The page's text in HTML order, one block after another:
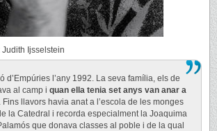
Judith Ijsselstein
d’Empúries l’any 1992. La seva família, els de
al camp i quan ella tenia set anys van anar a
. Fins llavors havia anat a l’escola de les monges
la Catedral i recorda especialment la Joaquima
que donava classes al poble i de la qual